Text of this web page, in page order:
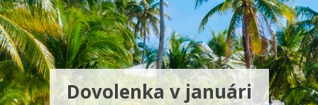
Dovolenka v januári